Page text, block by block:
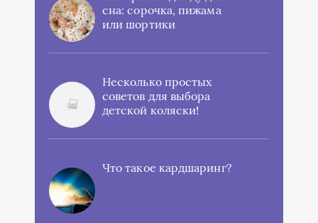
сна: сорочка, пижама
или шортики
Несколько простых
советов для выбора
детской коляски!
Что такое кардшаринг?